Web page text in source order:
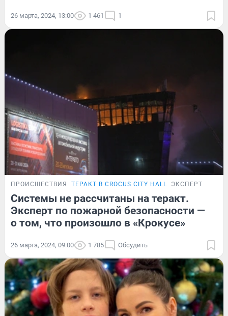
26 марта, 2024, 13:00 1 461 1
ПРОИСШЕСТВИЯ ТЕРАКТ В CROCUS CITY HALL ЭКСПЕРТ
Системы не рассчитаны на теракт.
Эксперт по пожарной безопасности —
о том, что произошло в «Крокусе»
26 марта, 2024, 09:00 1 785 Обсудить